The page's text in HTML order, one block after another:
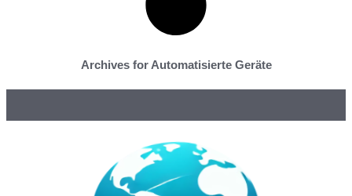
Archives for Automatisierte Geräte